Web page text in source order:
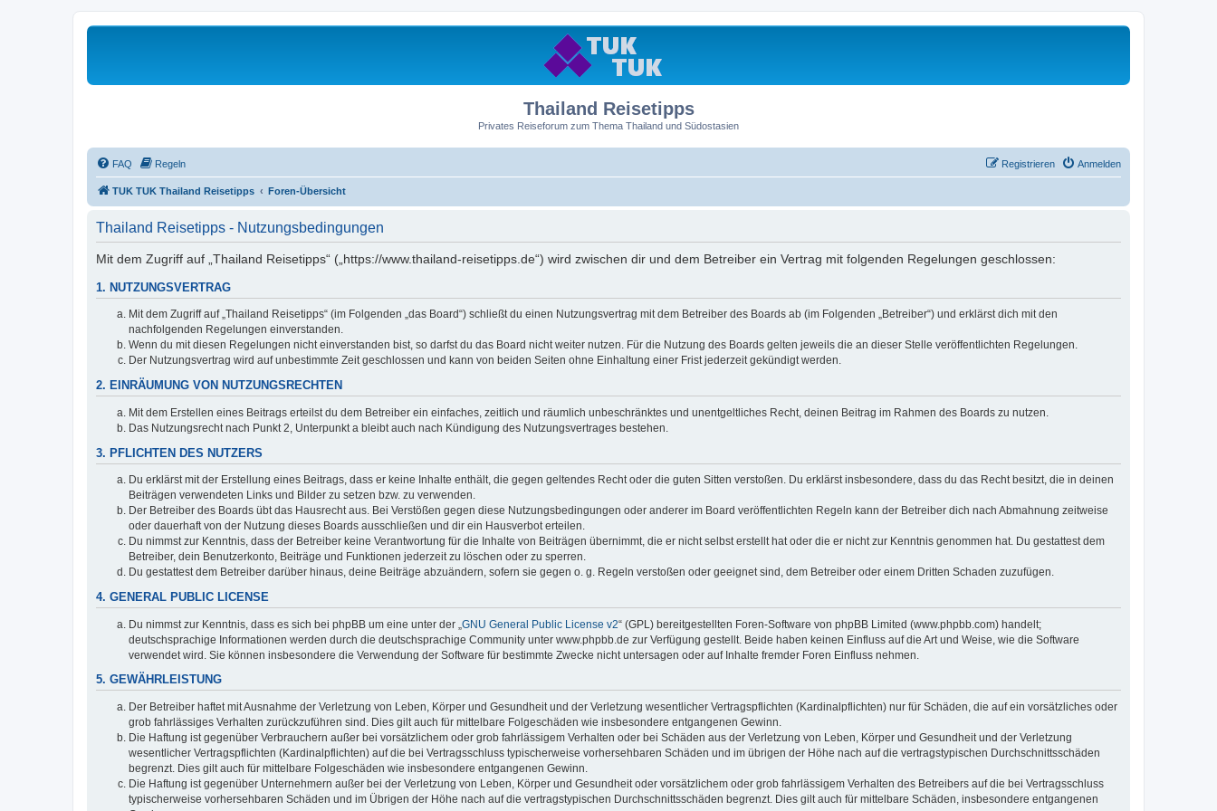
Thailand Reisetipps
Privates Reiseforum zum Thema Thailand und Südostasien
FAQ Regeln Anmelden
Registrieren
TUK TUK Thailand Reisetipps Foren-Übersicht
Thailand Reisetipps - Nutzungsbedingungen
Mit dem Zugriff auf „Thailand Reisetipps“ („https://www.thailand-reisetipps.de“) wird zwischen dir und dem Betreiber ein Vertrag mit folgenden Regelungen geschlossen:
1. NUTZUNGSVERTRAG
Mit dem Zugriff auf „Thailand Reisetipps“ (im Folgenden „das Board“) schließt du einen Nutzungsvertrag mit dem Betreiber des Boards ab (im Folgenden „Betreiber“) und erklärst dich mit den
nachfolgenden Regelungen einverstanden.
Wenn du mit diesen Regelungen nicht einverstanden bist, so darfst du das Board nicht weiter nutzen. Für die Nutzung des Boards gelten jeweils die an dieser Stelle veröffentlichten Regelungen.
Der Nutzungsvertrag wird auf unbestimmte Zeit geschlossen und kann von beiden Seiten ohne Einhaltung einer Frist jederzeit gekündigt werden.
2. EINRÄUMUNG VON NUTZUNGSRECHTEN
Mit dem Erstellen eines Beitrags erteilst du dem Betreiber ein einfaches, zeitlich und räumlich unbeschränktes und unentgeltliches Recht, deinen Beitrag im Rahmen des Boards zu nutzen.
Das Nutzungsrecht nach Punkt 2, Unterpunkt a bleibt auch nach Kündigung des Nutzungsvertrages bestehen.
3. PFLICHTEN DES NUTZERS
Du erklärst mit der Erstellung eines Beitrags, dass er keine Inhalte enthält, die gegen geltendes Recht oder die guten Sitten verstoßen. Du erklärst insbesondere, dass du das Recht besitzt, die in deinen
Beiträgen verwendeten Links und Bilder zu setzen bzw. zu verwenden.
Der Betreiber des Boards übt das Hausrecht aus. Bei Verstößen gegen diese Nutzungsbedingungen oder anderer im Board veröffentlichten Regeln kann der Betreiber dich nach Abmahnung zeitweise
oder dauerhaft von der Nutzung dieses Boards ausschließen und dir ein Hausverbot erteilen.
Du nimmst zur Kenntnis, dass der Betreiber keine Verantwortung für die Inhalte von Beiträgen übernimmt, die er nicht selbst erstellt hat oder die er nicht zur Kenntnis genommen hat. Du gestattest dem
Betreiber, dein Benutzerkonto, Beiträge und Funktionen jederzeit zu löschen oder zu sperren.
Du gestattest dem Betreiber darüber hinaus, deine Beiträge abzuändern, sofern sie gegen o. g. Regeln verstoßen oder geeignet sind, dem Betreiber oder einem Dritten Schaden zuzufügen.
4. GENERAL PUBLIC LICENSE
Du nimmst zur Kenntnis, dass es sich bei phpBB um eine unter der „ GNU General Public License v2“ (GPL) bereitgestellten Foren-Software von phpBB Limited (www.phpbb.com) handelt;
deutschsprachige Informationen werden durch die deutschsprachige Community unter www.phpbb.de zur Verfügung gestellt. Beide haben keinen Einfluss auf die Art und Weise, wie die Software
verwendet wird. Sie können insbesondere die Verwendung der Software für bestimmte Zwecke nicht untersagen oder auf Inhalte fremder Foren Einfluss nehmen.
5. GEWÄHRLEISTUNG
Der Betreiber haftet mit Ausnahme der Verletzung von Leben, Körper und Gesundheit und der Verletzung wesentlicher Vertragspflichten (Kardinalpflichten) nur für Schäden, die auf ein vorsätzliches oder
grob fahrlässiges Verhalten zurückzuführen sind. Dies gilt auch für mittelbare Folgeschäden wie insbesondere entgangenen Gewinn.
Die Haftung ist gegenüber Verbrauchern außer bei vorsätzlichem oder grob fahrlässigem Verhalten oder bei Schäden aus der Verletzung von Leben, Körper und Gesundheit und der Verletzung
wesentlicher Vertragspflichten (Kardinalpflichten) auf die bei Vertragsschluss typischerweise vorhersehbaren Schäden und im übrigen der Höhe nach auf die vertragstypischen Durchschnittsschäden
begrenzt. Dies gilt auch für mittelbare Folgeschäden wie insbesondere entgangenen Gewinn.
Die Haftung ist gegenüber Unternehmern außer bei der Verletzung von Leben, Körper und Gesundheit oder vorsätzlichem oder grob fahrlässigem Verhalten des Betreibers auf die bei Vertragsschluss
typischerweise vorhersehbaren Schäden und im Übrigen der Höhe nach auf die vertragstypischen Durchschnittsschäden begrenzt. Dies gilt auch für mittelbare Schäden, insbesondere entgangenen